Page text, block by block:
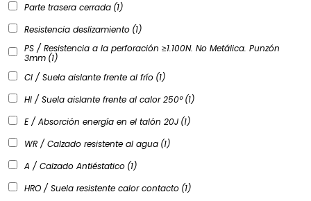
Parte trasera cerrada (1)
Resistencia deslizamiento (1)
PS / Resistencia a la perforación ≥1.100N. No Metálica. Punzón
3mm (1)
CI / Suela aislante frente al frío (1)
HI / Suela aislante frente al calor 250º (1)
E / Absorción energía en el talón 20J (1)
WR / Calzado resistente al agua (1)
A / Calzado Antiéstatico (1)
HRO / Suela resistente calor contacto (1)